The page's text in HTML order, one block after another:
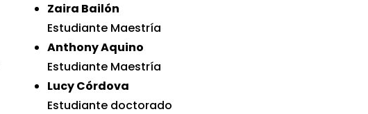
Zaira Bailón
Estudiante Maestría
Anthony Aquino
Estudiante Maestría
Lucy Córdova
Estudiante doctorado